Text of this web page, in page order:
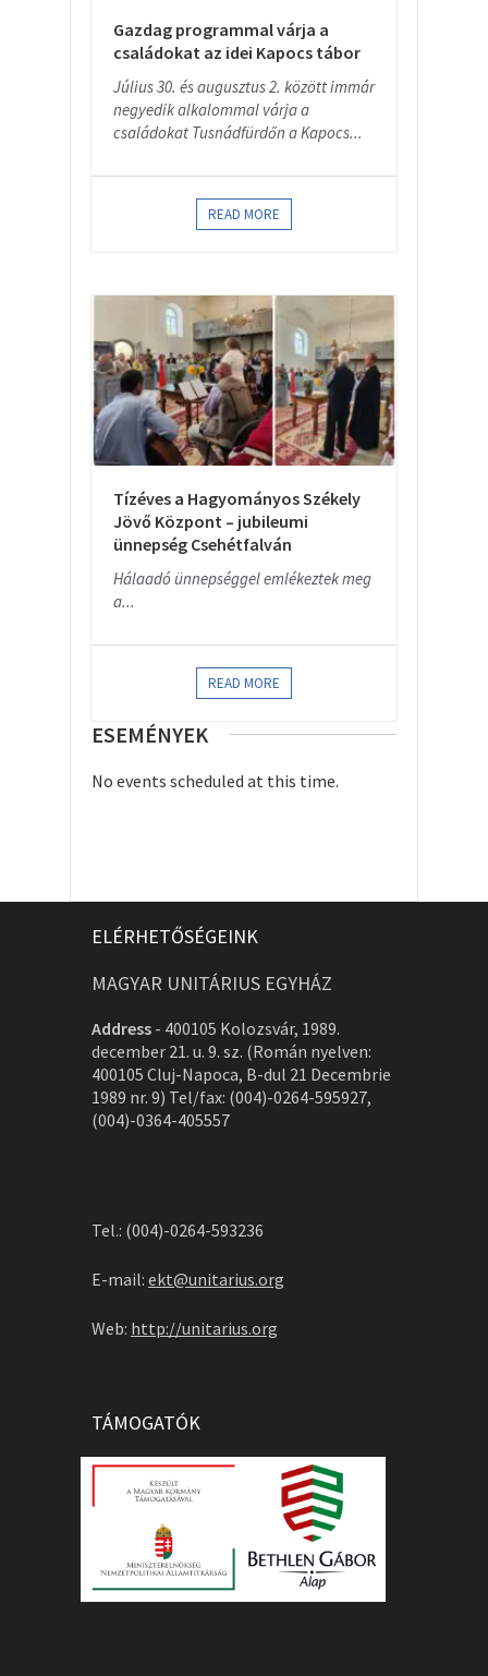
Gazdag programmal várja a
családokat az idei Kapocs tábor
Július 30. és augusztus 2. között immár
negyedik alkalommal várja a
családokat Tusnádfürdőn a Kapocs...
READ MORE
Tízéves a Hagyományos Székely
Jövő Központ – jubileumi
ünnepség Csehétfalván
Hálaadó ünnepséggel emlékeztek meg
a...
READ MORE
ESEMÉNYEK
No events scheduled at this time.
ELÉRHETŐSÉGEINK
MAGYAR UNITÁRIUS EGYHÁZ
Address - 400105 Kolozsvár, 1989.
december 21. u. 9. sz. (Román nyelven:
400105 Cluj-Napoca, B-dul 21 Decembrie
1989 nr. 9) Tel/fax: (004)-0264-595927,
(004)-0364-405557
Tel.: (004)-0264-593236
E-mail: ekt@unitarius.org
Web: http://unitarius.org
TÁMOGATÓK